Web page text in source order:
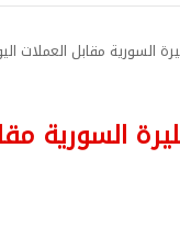
السورية مقابل
السورية